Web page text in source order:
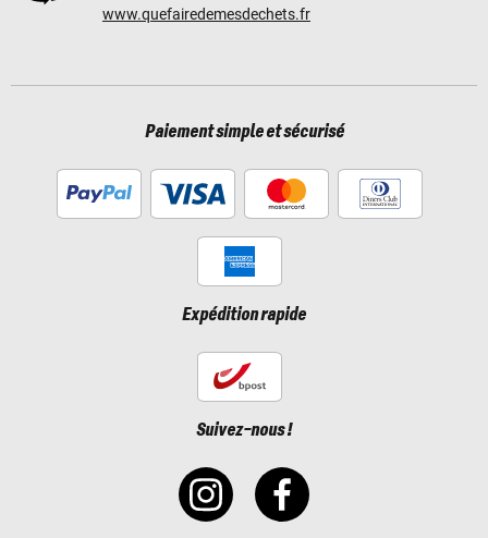
www.quefairedemesdechets.fr
Paiement simple et sécurisé
Expédition rapide
Suivez-nous !